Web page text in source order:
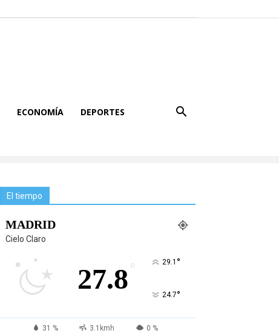
ECONOMÍA DEPORTES
El tiempo
MADRID
Cielo Claro
27.8 ° 29.1 °
24.7°
31 % 3.1kmh 0 %